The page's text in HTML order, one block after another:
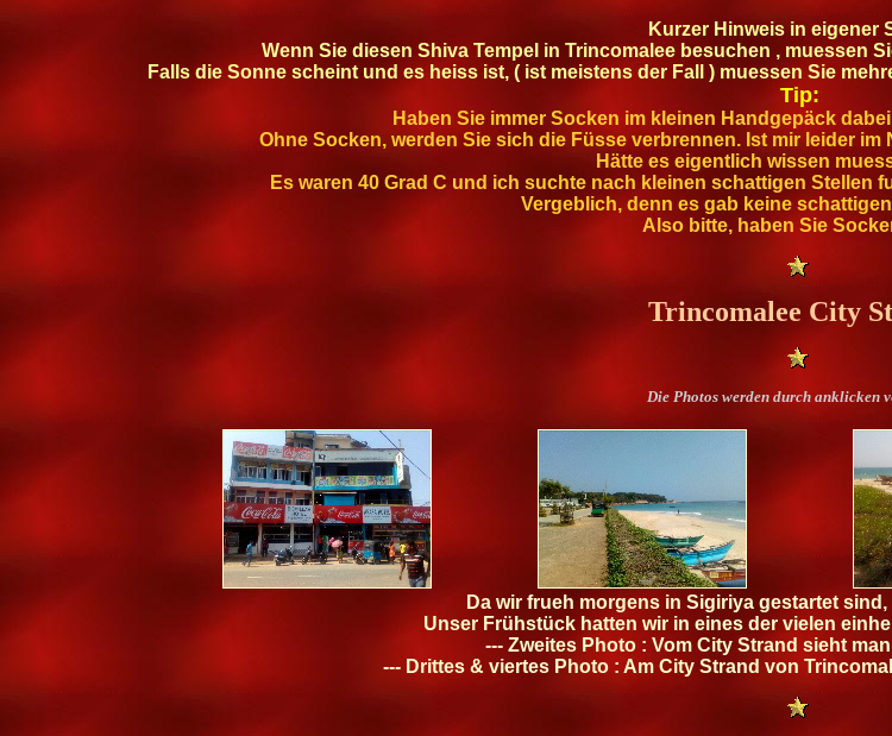
Kurzer Hinweis in eigener
Wenn Sie diesen Shiva Tempel in Trincomalee besuchen , muessen
Falls die Sonne scheint und es heiss ist, ( ist meistens der Fall ) muessen Sie
Tip:
Haben Sie immer Socken im kleinen Handgepäck
Ohne Socken, werden Sie sich die Füsse verbrennen. Ist mir leider
Hätte es eigentlich wissen
Es waren 40 Grad C und ich suchte nach kleinen schattigen Stellen
Vergeblich, denn es gab keine
Also bitte, haben Sie
Trincomalee City
Die Photos werden durch anklicken
Da wir frueh morgens in Sigiriya gestartet
Unser Frühstück hatten wir in eines der vielen
--- Zweites Photo : Vom City Strand sieht
--- Drittes & viertes Photo : Am City Strand von